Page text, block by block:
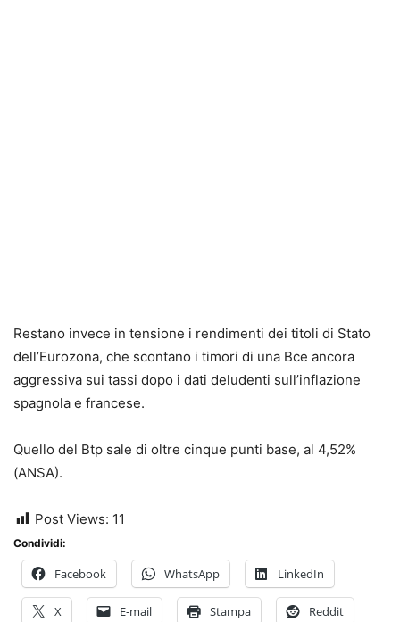
Restano invece in tensione i rendimenti dei titoli di Stato
dell’Eurozona, che scontano i timori di una Bce ancora
aggressiva sui tassi dopo i dati deludenti sull’inflazione
spagnola e francese.
Quello del Btp sale di oltre cinque punti base, al 4,52%
(ANSA).
Post Views: 11
Condividi:
Facebook WhatsApp LinkedIn
X E-mail Stampa Reddit